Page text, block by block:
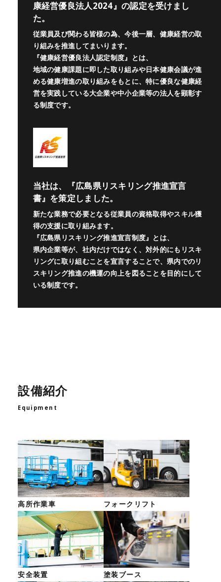
康経営優良法人2024』の認定を受けまし
た。
従業員及び関わる皆様の為、今後一層、健康経営の取
り組みを推進してまいります。
『健康経営優良法人認定制度』とは、
地域の健康課題に即した取り組みや日本健康会議が進
める健康増進の取り組みをもとに、特に優良な健康経
営を実践している大企業や中小企業等の法人を顕彰す
る制度です。
当社は、『広島県リスキリング推進宣言
書』を策定しました。
新たな業務で必要となる従業員の資格取得やスキル獲
得の支援に取り組みます。
『広島県リスキリング推進宣言制度』とは、
県内企業等が、社内だけではなく、対外的にもリスキ
リングに取り組むことを宣言することで、県内でのリ
スキリング推進の機運の向上を図ることを目的にして
いる制度です。
設備紹介
Equipment
高所作業車 フォークリフト
安全装置 塗装ブース